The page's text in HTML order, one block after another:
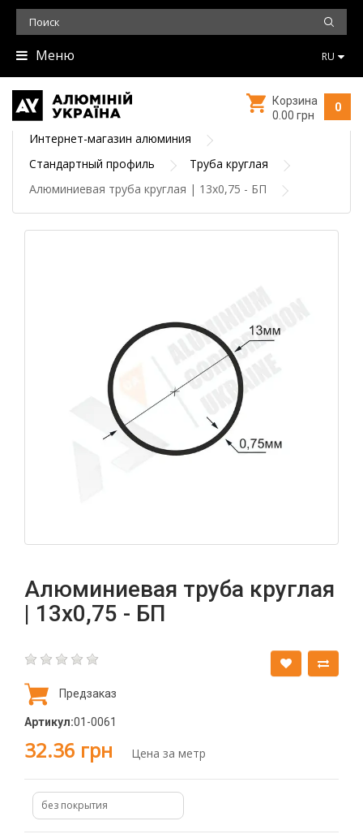
Меню RU
0
Корзина
0.00 грн
Интернет-магазин алюминия
Стандартный профиль
Труба круглая
Алюминиевая труба круглая | 13х0,75 - БП
Алюминиевая труба круглая
| 13х0,75 - БП
Предзаказ
Артикул:01-0061
32.36 грн Цена за метр
без покрытия